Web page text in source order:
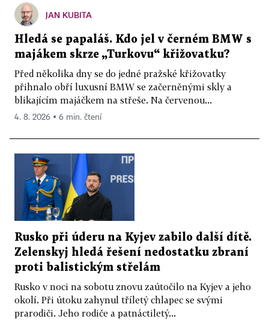
JAN KUBITA
Hledá se papaláš. Kdo jel v černém BMW s
majákem skrze „Turkovu“ křižovatku?
Před několika dny se do jedné pražské křižovatky
přihnalo obří luxusní BMW se začerněnými skly a
blikajícím majáčkem na střeše. Na červenou...
4. 8. 2026 ▪ 6 min. čtení
Rusko při úderu na Kyjev zabilo další dítě.
Zelenskyj hledá řešení nedostatku zbraní
proti balistickým střelám
Rusko v noci na sobotu znovu zaútočilo na Kyjev a jeho
okolí. Při útoku zahynul tříletý chlapec se svými
prarodiči. Jeho rodiče a patnáctiletý...